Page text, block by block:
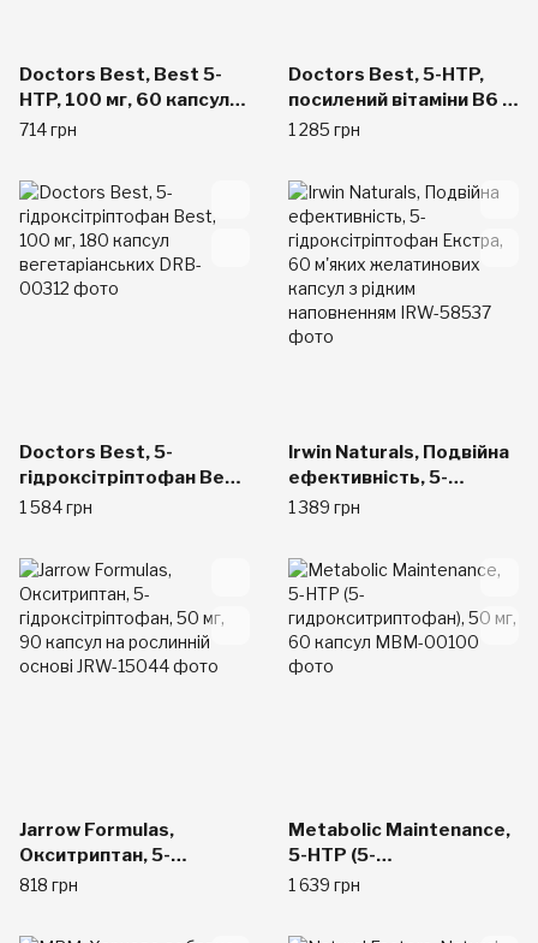
Doctors Best, Best 5-
HTP, 100 мг, 60 капсул
вегетаріанських
714 грн
Doctors Best, 5-HTP,
посилений вітаміни B6 и
C, 120 рослинних капсул
1 285 грн
Doctors Best, 5-
гідроксітріптофан Best,
100 мг, 180 капсул
1 584 грн
Irwin Naturals, Подвійна
ефективність, 5-
гідроксітріптофан
желатинових капсул з
рідким наповненням
1 389 грн
Jarrow Formulas,
Окситриптан, 5-
гідроксітріптофан, 50
рослинній основі
818 грн
Metabolic Maintenance,
5-HTP (5-
гидрокситриптофан),
1 639 грн